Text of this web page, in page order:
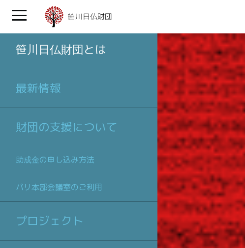
笹川日仏財団とは
最新情報
財団の支援について
助成金の申し込み方法
パリ本部会議室のご利用
プロジェクト